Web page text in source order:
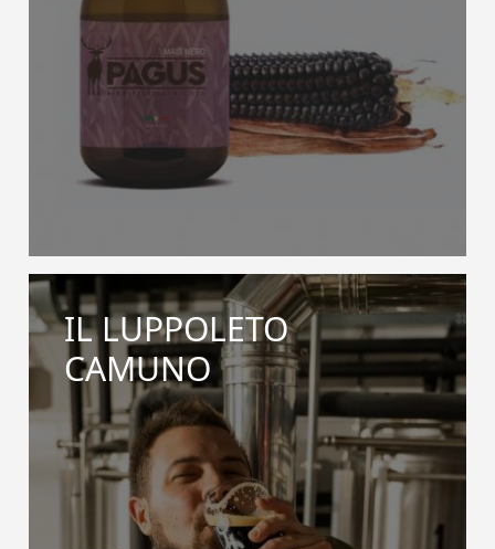
IL LUPPOLETO
CAMUNO